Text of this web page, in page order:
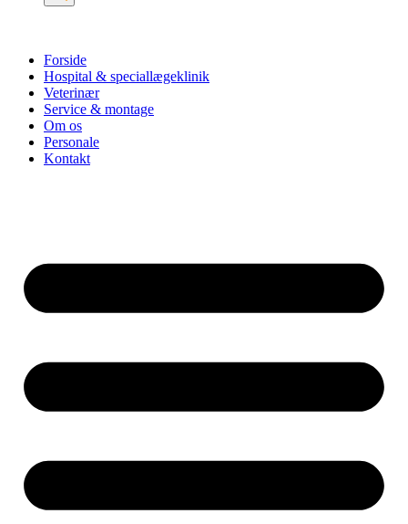
Forside
Hospital & speciallægeklinik
Veterinær
Service & montage
Om os
Personale
Kontakt